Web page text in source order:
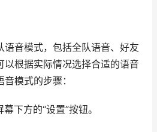
语音模式，包括全队语音、好友
以根据实际情况选择合适的语音
模式的步骤：
下方的“设置”按钮。